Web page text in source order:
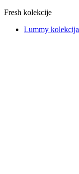
Fresh kolekcije
Lummy kolekcija